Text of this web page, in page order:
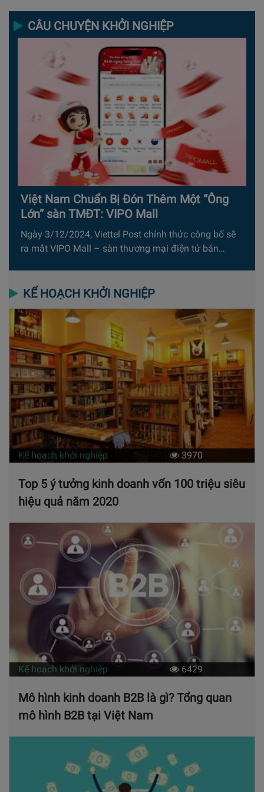
CÂU CHUYỆN KHỞI NGHIỆP
Việt Nam Chuẩn Bị Đón Thêm Một “Ông
Lớn” sàn TMĐT: VIPO Mall
Ngày 3/12/2024, Viettel Post chính thức công bố sẽ
ra mắt VIPO Mall – sàn thương mại điện tử bán…
KẾ HOẠCH KHỞI NGHIỆP
Kế hoạch khởi nghiệp 3970
Top 5 ý tưởng kinh doanh vốn 100 triệu siêu
hiệu quả năm 2020
Kế hoạch khởi nghiệp 6429
Mô hình kinh doanh B2B là gì? Tổng quan
mô hình B2B tại Việt Nam